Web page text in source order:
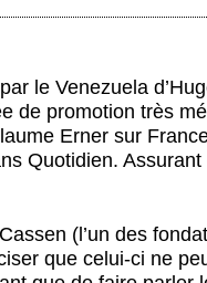
le Venezuela
de promotion très
Erner sur
Quotidien.
(l’un des
que celui-ci ne